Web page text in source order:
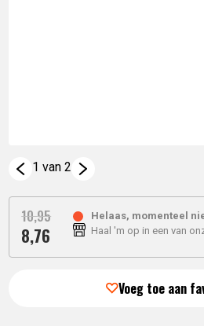
1 van 2
10,95
Oorspronkelijke
prijs
8,76
Huidige
Helaas, momenteel
Haal 'm op in een van
Voeg toe aan